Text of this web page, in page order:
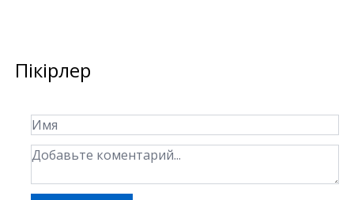
Пікірлер